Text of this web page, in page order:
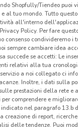
Shopfully/Tiendeo puoi
tuo mondo. Tutto questo
all'interno
Policy. Per fare
condivideremo i
sempre cambiare idea
succede se accetti: Le
relativi alla tua
a noi collegato ci
Inoltre, i dati sulla
prestazioni della rete
per comprendere e
nel paragrafo 13.b
creazione di report,
delle tendenze. Puoi